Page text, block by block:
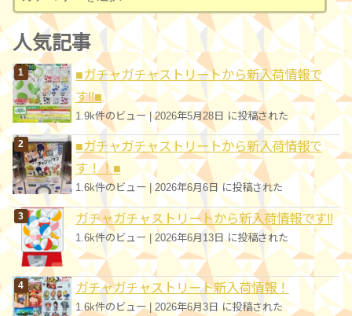
テ
ゴ
リ
ー
人気記事
■ガチャガチャストリートから新入荷情報で
す!!■
1.9k件のビュー|2026年5月28日 に投稿された
■ガチャガチャストリートから新入荷情報で
す！！■
1.6k件のビュー |2026年6月6日 に投稿された
ガチャガチャストリートから新入荷情報です!!
1.6k件のビュー 2026年6月13日 に投稿された
ガチャガチャストリート新入荷情報！
1.6k件のビュー| 2026年6月3日 に投稿された